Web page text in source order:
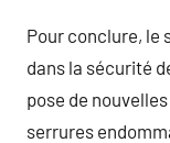
Pour conclure, le
dans la sécurité
pose de
serrures